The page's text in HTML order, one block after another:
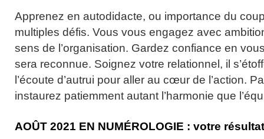
Apprenez en autodidacte, ou importance du
multiples défis. Vous vous engagez avec
sens de l’organisation. Gardez confiance en
sera reconnue. Soignez votre relationnel, il
l’écoute d’autrui pour aller au cœur de l’action.
instaurez patiemment autant l’harmonie que
AOÛT 2021 EN NUMÉROLOGIE : votre